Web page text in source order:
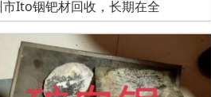
市Ito铟钯材回收，长期在全